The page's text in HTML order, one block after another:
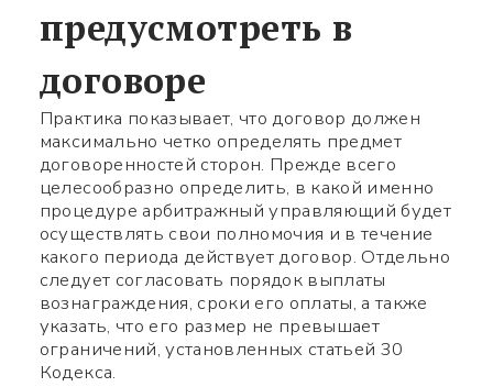
предусмотреть в
договоре
Практика показывает, что договор должен
максимально четко определять предмет
договоренностей сторон. Прежде всего
целесообразно определить, в какой именно
процедуре арбитражный управляющий будет
осуществлять свои полномочия и в течение
какого периода действует договор. Отдельно
следует согласовать порядок выплаты
вознаграждения, сроки его оплаты, а также
указать, что его размер не превышает
ограничений, установленных статьей 30
Кодекса.
Какой вопрос Символов:
Заполните нужные поля